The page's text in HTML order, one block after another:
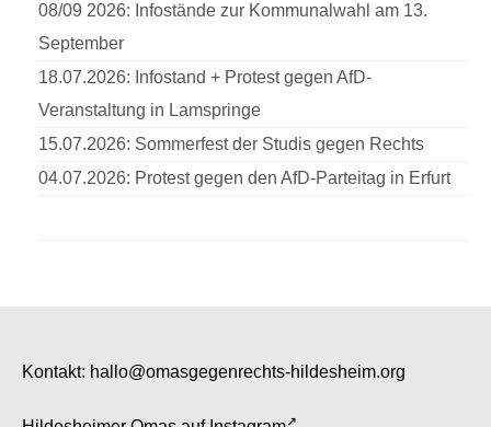
08/09 2026: Infostände zur Kommunalwahl am 13.
September
18.07.2026: Infostand + Protest gegen AfD-
Veranstaltung in Lamspringe
15.07.2026: Sommerfest der Studis gegen Rechts
04.07.2026: Protest gegen den AfD-Parteitag in Erfurt
Kontakt: hallo@omasgegenrechts-hildesheim.org